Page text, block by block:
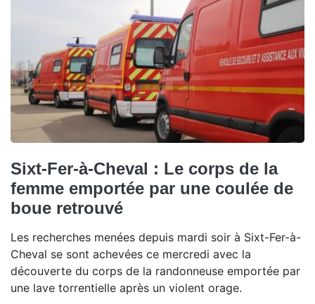
Sixt-Fer-à-Cheval : Le corps de la
femme emportée par une coulée de
boue retrouvé
Les recherches menées depuis mardi soir à Sixt-Fer-à-
Cheval se sont achevées ce mercredi avec la
découverte du corps de la randonneuse emportée par
une lave torrentielle après un violent orage.